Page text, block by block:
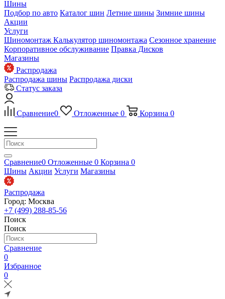
Шины
Подбор по авто Каталог шин Летние шины Зимние шины
Акции
Услуги
Шиномонтаж Калькулятор шиномонтажа Сезонное хранение
Корпоративное обслуживание Правка Дисков
Магазины
Распродажа
Распродажа шины Распродажа диски
Статус заказа
Сравнение0 Отложенные 0 Корзина 0
Сравнение0 Отложенные 0 Корзина 0
Шины Акции Услуги Магазины
Распродажа
Город: Москва
+7 (499) 288-85-56
Поиск
Поиск
Сравнение
0
Избранное
0